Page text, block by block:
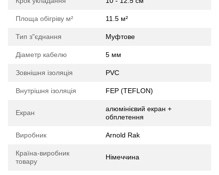
Площа обігріву м² 11.5 м²
Тип з"єднання Муфтове
Діаметр кабелю 5 мм
Зовнішня ізоляція PVC
Внутрішня ізоляція FEP (TEFLON)
Екран
алюмінієвий екран +
обплетення
Виробник Arnold Rak
Країна-виробник
товару
Німеччина